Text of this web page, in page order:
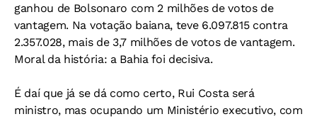
ganhou de Bolsonaro com 2 milhões de votos de
vantagem. Na votação baiana, teve 6.097.815 contra
2.357.028, mais de 3,7 milhões de votos de vantagem.
Moral da história: a Bahia foi decisiva.
É daí que já se dá como certo, Rui Costa será
ministro, mas ocupando um Ministério executivo, com